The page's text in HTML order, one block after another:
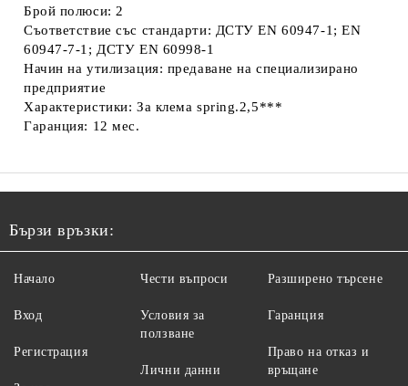
Брой полюси: 2
Съответствие със стандарти: ДСТУ EN 60947-1; EN
60947-7-1; ДСТУ EN 60998-1
Начин на утилизация: предаване на специализирано
предприятие
Характеристики: За клема spring.2,5***
Гаранция: 12 мес.
Бързи връзки:
Начало
Вход
Регистрация
Чести въпроси
Условия за
ползване
Лични данни
Разширено търсене
Гаранция
Право на отказ и
връщане